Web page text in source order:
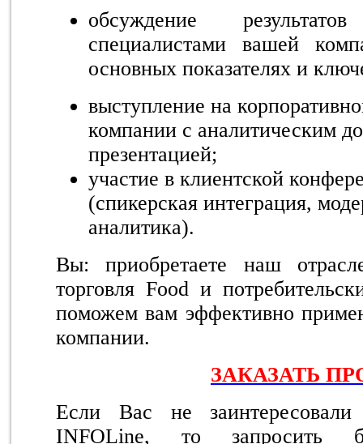
обсуждение
специалистами вашей
основных показателях и
выступление на
компании с аналитическим
презентацией;
участие в клиентской
(спикерская интеграция,
аналитика).
Вы: приобретаете наш
торговля Food и
поможем вам эффективно
компании.
ЗАКАЗАТЬ
Если Вас не заинтересовали
INFOLine, то запросить